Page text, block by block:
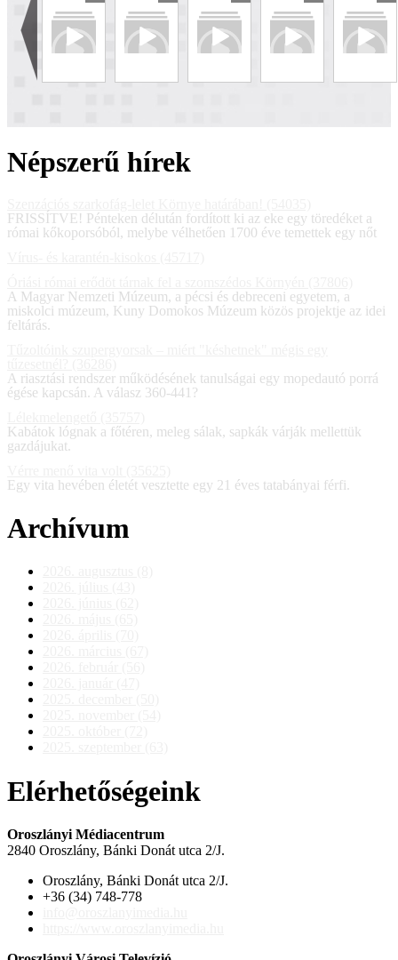
Népszerű hírek
FRISSÍTVE! Pénteken délután fordított ki az eke egy töredéket a
római kőkoporsóból, melybe vélhetően 1700 éve temettek egy nőt
A Magyar Nemzeti Múzeum, a pécsi és debreceni egyetem, a
miskolci múzeum, Kuny Domokos Múzeum közös projektje az idei
feltárás.
A riasztási rendszer működésének tanulságai egy mopedautó porrá
égése kapcsán. A válasz 360-441?
Kabátok lógnak a főtéren, meleg sálak, sapkák várják mellettük
gazdájukat.
Egy vita hevében életét vesztette egy 21 éves tatabányai férfi.
Archívum
Elérhetőségeink
Oroszlányi Médiacentrum
2840 Oroszlány, Bánki Donát utca 2/J.
Oroszlány, Bánki Donát utca 2/J.
+36 (34) 748-778